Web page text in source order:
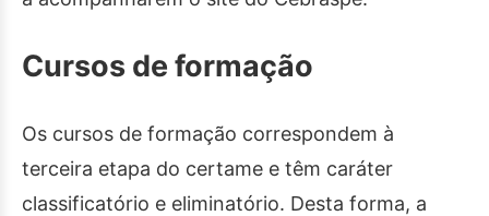
Cursos de formação
Os cursos de formação correspondem à
terceira etapa do certame e têm caráter
classificatório e eliminatório. Desta forma, a